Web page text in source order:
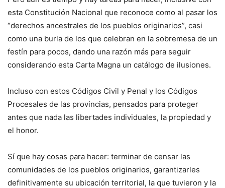
esta Constitución Nacional que reconoce como al pasar los
“derechos ancestrales de los pueblos originarios”, casi
como una burla de los que celebran en la sobremesa de un
festín para pocos, dando una razón más para seguir
considerando esta Carta Magna un catálogo de ilusiones.
Incluso con estos Códigos Civil y Penal y los Códigos
Procesales de las provincias, pensados para proteger
antes que nada las libertades individuales, la propiedad y
el honor.
Sí que hay cosas para hacer: terminar de censar las
comunidades de los pueblos originarios, garantizarles
definitivamente su ubicación territorial, la que tuvieron y la